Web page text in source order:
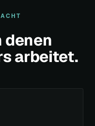
denen
arbeitet.